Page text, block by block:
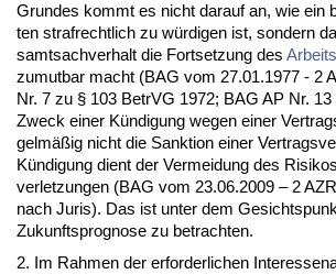
Grun­des kommt es nicht dar­auf an, wie ein
ten straf­recht­lich zu würdi­gen ist, son­dern
samt­sach­ver­halt die Fort­set­zung des
zu­mut­bar macht (BAG vom 27.01.1977 - 2
Nr. 7 zu § 103 Be­trVG 1972; BAG AP Nr.
Zweck ei­ner Kündi­gung we­gen ei­ner
gelmäßig nicht die Sank­ti­on ei­ner
Kündi­gung dient der Ver­mei­dung des
ver­let­zun­gen (BAG vom 23.06.2009 – 2
nach Ju­ris). Das ist un­ter dem
Zu­kunfts­pro­gno­se zu be­trach­ten.
2. Im Rah­men der er­for­der­li­chen